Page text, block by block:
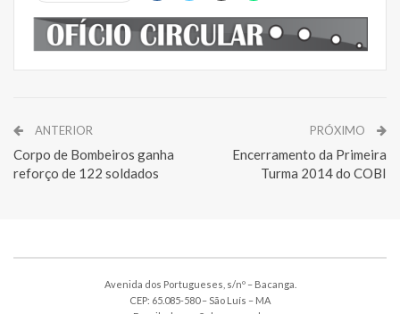
ANTERIOR
Corpo de Bombeiros ganha
reforço de 122 soldados
PRÓXIMO
Encerramento da Primeira
Turma 2014 do COBI
Avenida dos Portugueses, s/nº – Bacanga.
CEP: 65.085-580 – São Luís – MA